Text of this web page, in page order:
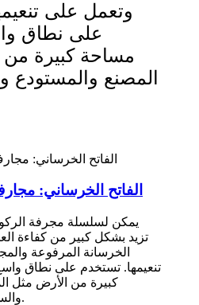
وتعمل على
على نطاق
مساحة كبيرة
المصنع والمستودع
الفاتح الخرساني:
يمكن لسلسلة مجرفة
تزيد بشكل كبير من كفاءة
الخرسانة المرفوعة
تنعيمها. تستخدم على نطاق
كبيرة من الأرض مثل
والساحة وما إلى ذلك.